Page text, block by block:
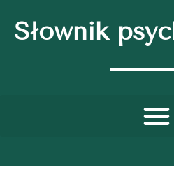
Słownik